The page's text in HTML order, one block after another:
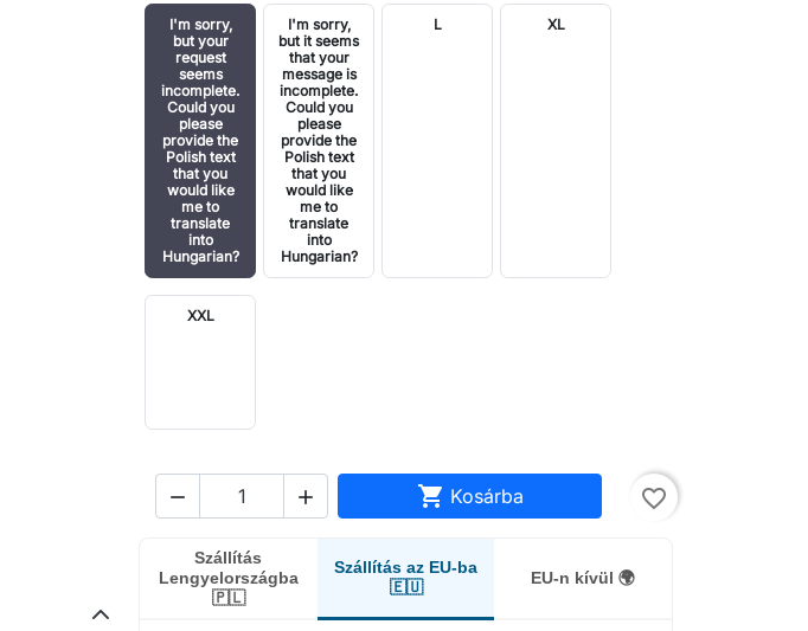
I'm sorry,
but your
request
seems
incomplete.
Could you
please
provide the
Polish text
that you
would like
me to
translate
into
Hungarian?
I'm sorry,
but it seems
that your
message is
incomplete.
Could you
please
provide the
Polish text
that you
would like
me to
translate
into
Hungarian?
L XL
XXL
   Kosárba favorite_border
Szállítás
Lengyelországba
🇵🇱
Szállítás az EU-ba
🇪🇺
EU-n kívül 🌍